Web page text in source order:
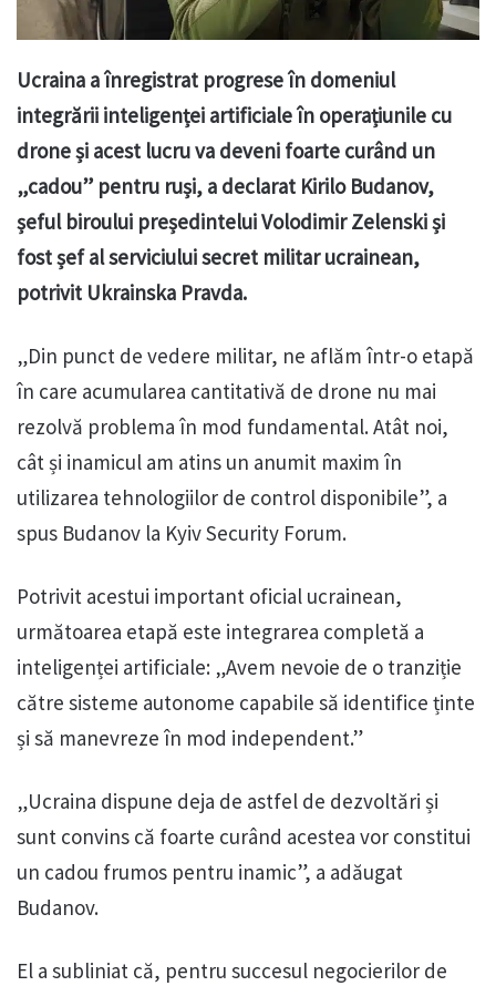
Ucraina a înregistrat progrese în domeniul
integrării inteligenței artificiale în operațiunile cu
drone și acest lucru va deveni foarte curând un
„cadou” pentru ruși, a declarat Kirilo Budanov,
șeful biroului președintelui Volodimir Zelenski și
fost șef al serviciului secret militar ucrainean,
potrivit Ukrainska Pravda.
„Din punct de vedere militar, ne aflăm într-o etapă
în care acumularea cantitativă de drone nu mai
rezolvă problema în mod fundamental. Atât noi,
cât și inamicul am atins un anumit maxim în
utilizarea tehnologiilor de control disponibile”, a
spus Budanov la Kyiv Security Forum.
Potrivit acestui important oficial ucrainean,
următoarea etapă este integrarea completă a
inteligenței artificiale: „Avem nevoie de o tranziție
către sisteme autonome capabile să identifice ținte
și să manevreze în mod independent.”
„Ucraina dispune deja de astfel de dezvoltări și
sunt convins că foarte curând acestea vor constitui
un cadou frumos pentru inamic”, a adăugat
Budanov.
El a subliniat că, pentru succesul negocierilor de